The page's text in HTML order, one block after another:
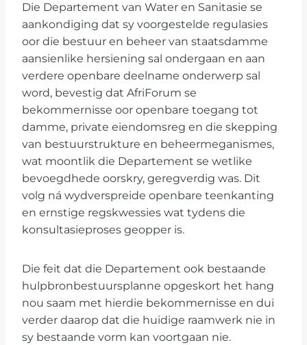
Die Departement van Water en Sanitasie se
aankondiging dat sy voorgestelde regulasies
oor die bestuur en beheer van staatsdamme
aansienlike hersiening sal ondergaan en aan
verdere openbare deelname onderwerp sal
word, bevestig dat AfriForum se
bekommernisse oor openbare toegang tot
damme, private eiendomsreg en die skepping
van bestuurstrukture en beheermeganismes,
wat moontlik die Departement se wetlike
bevoegdhede oorskry, geregverdig was. Dit
volg ná wydverspreide openbare teenkanting
en ernstige regskwessies wat tydens die
konsultasieproses geopper is.
Die feit dat die Departement ook bestaande
hulpbronbestuursplanne opgeskort het hang
nou saam met hierdie bekommernisse en dui
verder daarop dat die huidige raamwerk nie in
sy bestaande vorm kan voortgaan nie.